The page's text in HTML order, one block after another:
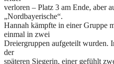
verloren – Platz 3 am Ende, aber
„Nordbayerische“.
Hannah kämpfte in einer Gruppe
einmal in zwei
Dreiergruppen aufgeteilt wurden.
der
späteren Siegerin, einer gefühlt